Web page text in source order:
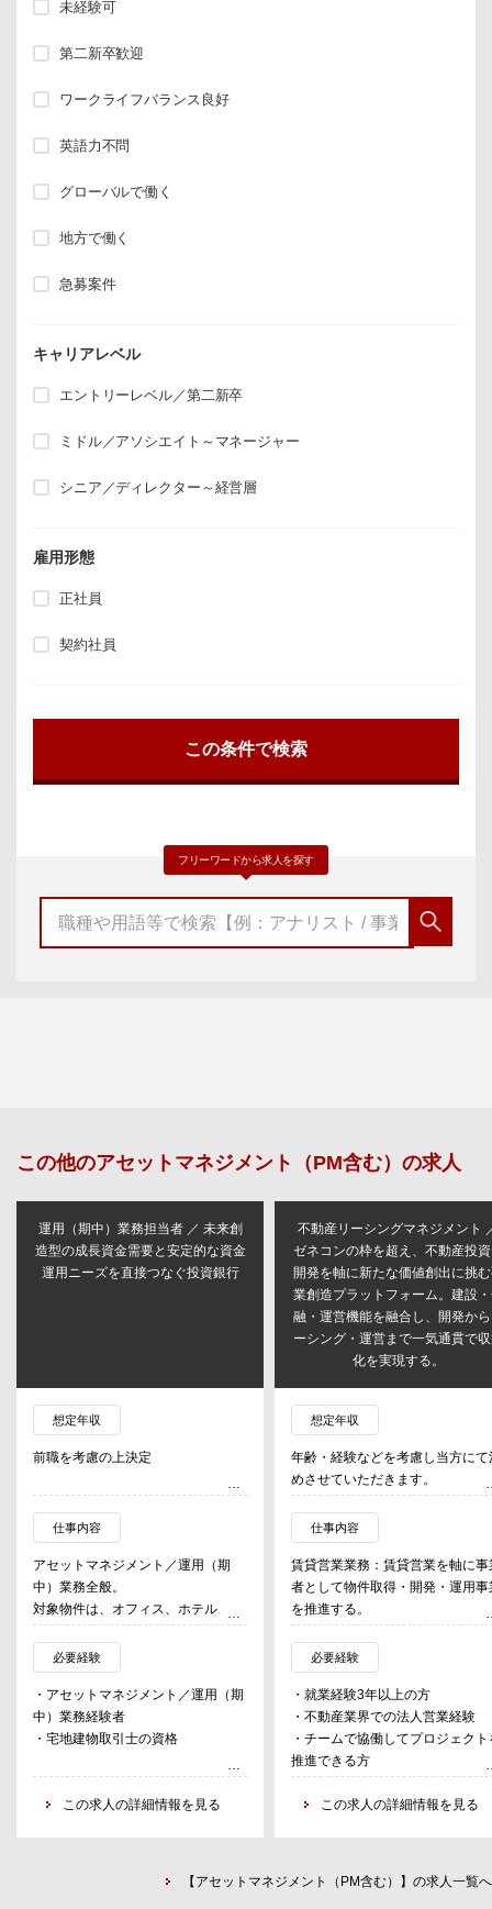
未経験可
第二新卒歓迎
ワークライフバランス良好
英語力不問
グローバルで働く
地方で働く
急募案件
キャリアレベル
エントリーレベル／第二新卒
ミドル／アソシエイト～マネージャー
シニア／ディレクター～経営層
雇用形態
正社員
契約社員
フリーワードから求人を探す
この他のアセットマネジメント（PM含む） の求人
運用（期中）業務担当者 ／ 未来創
造型の成長資金需要と安定的な資金
運用ニーズを直接つなぐ投資銀行
想定年収
前職を考慮の上決定
仕事内容
アセットマネジメント／運用（期
中）業務全般。
対象物件は、オフィス、ホテル、物
流施設、商業施設、高齢者住宅等。
・予算／実績値管理
・修繕／Capex対応
・決算等開示関連業務（投資家対応
業務）
・会計、税務対応
・物件の売却活動とクロージング業
必要経験
・アセットマネジメント／運用（期
中）業務経験者
・宅地建物取引士の資格
この求人の詳細情報を見る
不動産リーシングマネジメント
ゼネコンの枠を超え、不動産投
開発を軸に新たな価値創出に挑
業創造プラットフォーム。建設
融・運営機能を融合し、開発か
ーシング・運営まで一気通貫で
化を実現する。
想定年収
年齢・経験などを考慮し当方にて
めさせていただきます。
仕事内容
賃貸営業業務：賃貸営業を軸に事
者として物件取得・開発・運用事
を推進する。
(1) 取得検討段階：賃貸営業・事
収支策定
・賃貸マーケット情報収集、分析
通して、取得検討物件をテナント
補企業へ提案し、テナントを誘致
ます。
得物件を取得部門と連携し創り出
し、物件を取得します。
必要経験
・就業経験3年以上の方
・不動産業界での法人営業経験
・チームで協働してプロジェクト
推進できる方
・自主性、チャレンジ精神のある
この求人の詳細情報を見る
【アセットマネジメント（PM含む）】の求人一覧へ